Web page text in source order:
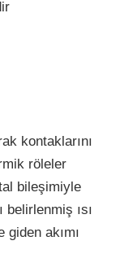
kontaklarını
röleler
bileşimiyle
belirlenmiş ısı
giden akımı